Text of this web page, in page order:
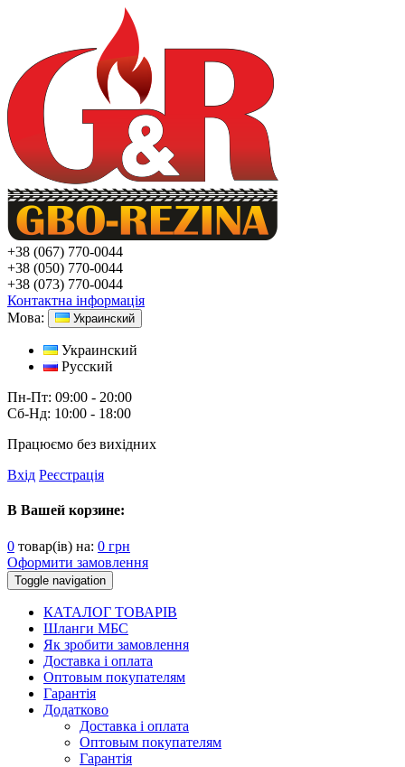
+38 (067) 770-0044
+38 (050) 770-0044
+38 (073) 770-0044
Контактна інформація
Мова:
Украинский
Украинский
Русский
Пн-Пт: 09:00 - 20:00
Сб-Нд: 10:00 - 18:00
Працюємо без вихідних
Вхід Реєстрація
В Вашей корзине:
0 товар(ів) на: 0 грн
Оформити замовлення
Toggle navigation
КАТАЛОГ ТОВАРІВ
Шланги МБС
Як зробити замовлення
Доставка і оплата
Оптовым покупателям
Гарантія
Додатково
Доставка і оплата
Оптовым покупателям
Гарантія